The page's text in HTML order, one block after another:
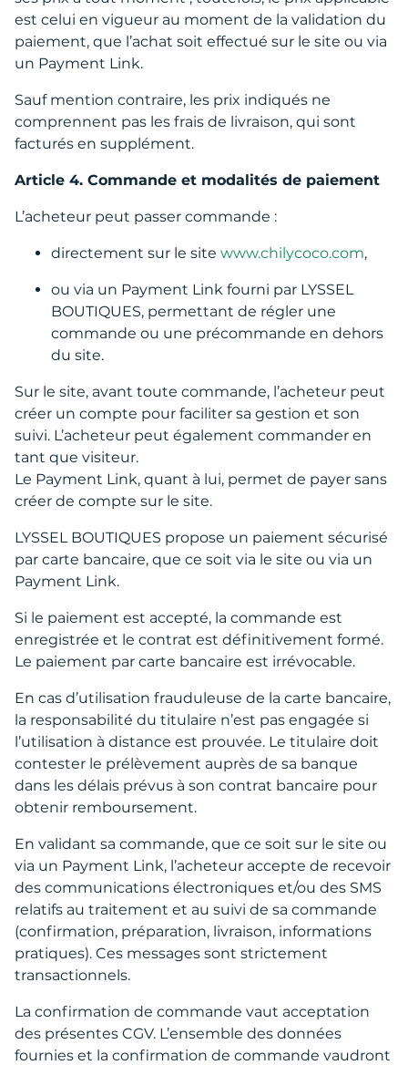
est celui en vigueur au moment de la validation du
paiement, que l’achat soit effectué sur le site ou via
un Payment Link.
Sauf mention contraire, les prix indiqués ne
comprennent pas les frais de livraison, qui sont
facturés en supplément.
Article 4. Commande et modalités de paiement
L’acheteur peut passer commande :
directement sur le site www.chilycoco.com,
ou via un Payment Link fourni par LYSSEL
BOUTIQUES, permettant de régler une
commande ou une précommande en dehors
du site.
Sur le site, avant toute commande, l’acheteur peut
créer un compte pour faciliter sa gestion et son
suivi. L’acheteur peut également commander en
tant que visiteur.
Le Payment Link, quant à lui, permet de payer sans
créer de compte sur le site.
LYSSEL BOUTIQUES propose un paiement sécurisé
par carte bancaire, que ce soit via le site ou via un
Payment Link.
Si le paiement est accepté, la commande est
enregistrée et le contrat est définitivement formé.
Le paiement par carte bancaire est irrévocable.
En cas d’utilisation frauduleuse de la carte bancaire,
la responsabilité du titulaire n’est pas engagée si
l’utilisation à distance est prouvée. Le titulaire doit
contester le prélèvement auprès de sa banque
dans les délais prévus à son contrat bancaire pour
obtenir remboursement.
En validant sa commande, que ce soit sur le site ou
via un Payment Link, l’acheteur accepte de recevoir
des communications électroniques et/ou des SMS
relatifs au traitement et au suivi de sa commande
(confirmation, préparation, livraison, informations
pratiques). Ces messages sont strictement
transactionnels.
La confirmation de commande vaut acceptation
des présentes CGV. L’ensemble des données
fournies et la confirmation de commande vaudront